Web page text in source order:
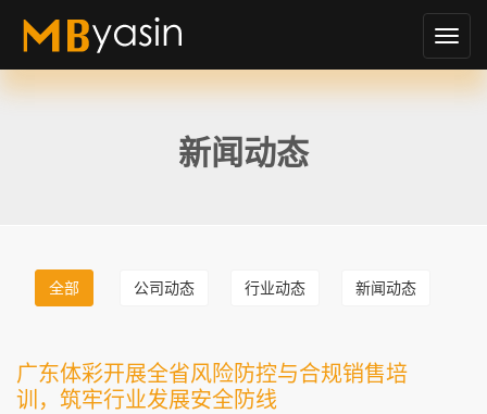
切
换
新闻动态
全部 公司动态 行业动态 新闻动态
广东体彩开展全省风险防控与合规销售培
训，筑牢行业发展安全防线